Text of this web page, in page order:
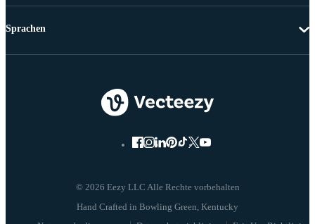
© 2026 Eezy LLC Alle Rechte vorbehalten
Sprachen